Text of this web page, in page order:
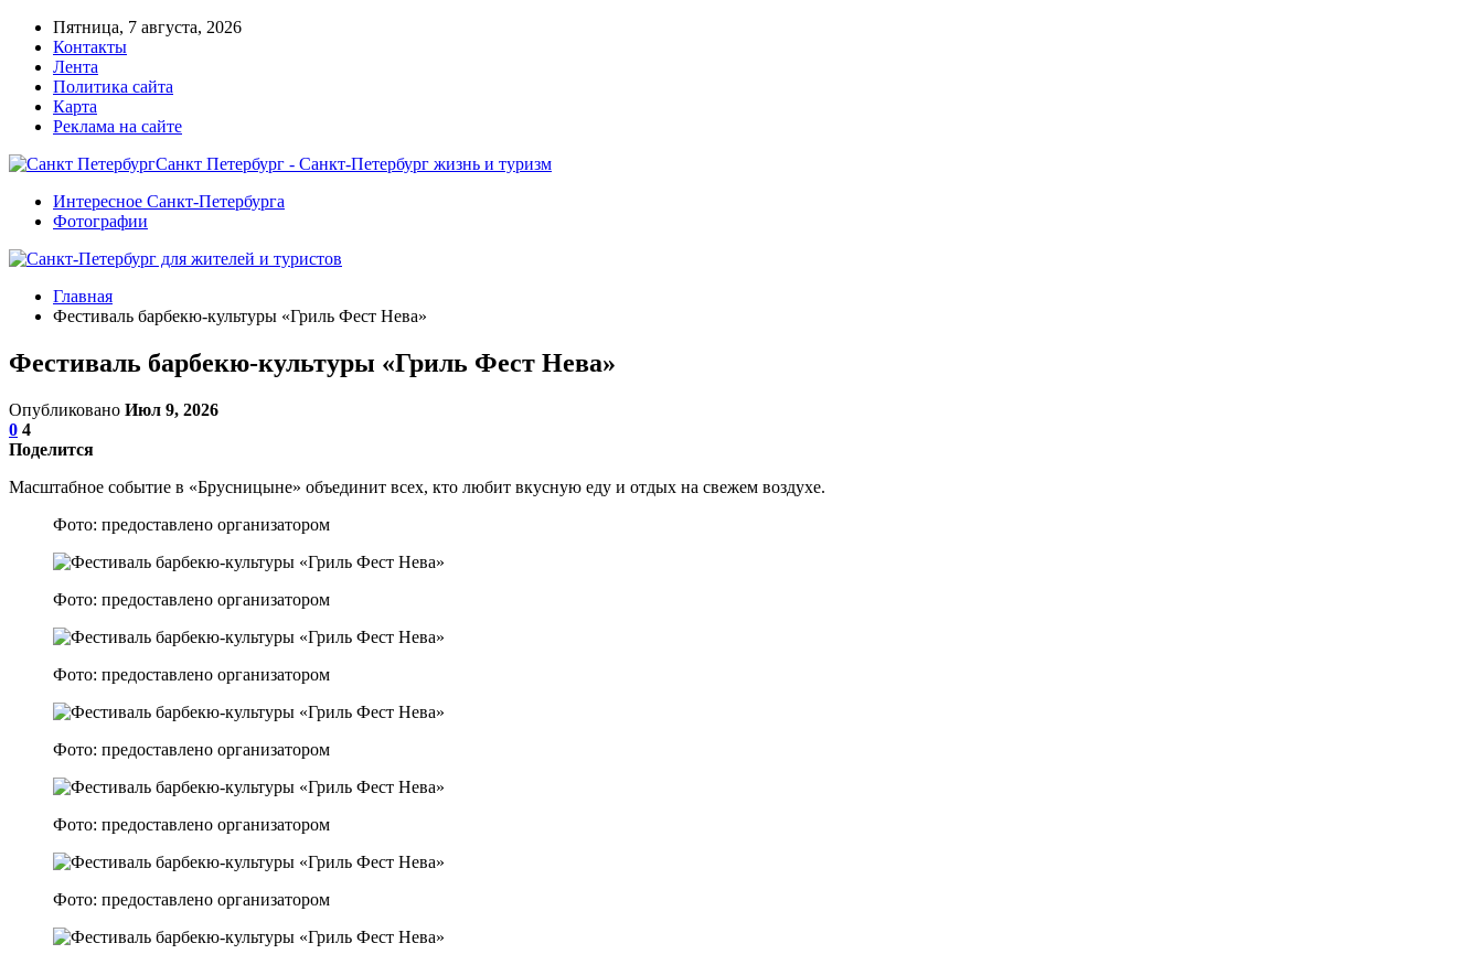
Пятница, 7 августа, 2026
Контакты
Лента
Политика сайта
Карта
Реклама на сайте
Санкт Петербург - Санкт-Петербург жизнь и туризм
Интересное Санкт-Петербурга
Фотографии
Главная
Фестиваль барбекю-культуры «Гриль Фест Нева»
Фестиваль барбекю-культуры «Гриль Фест Нева»
Опубликовано Июл 9, 2026
0 4
Поделится
Масштабное событие в «Брусницыне» объединит всех, кто любит вкусную еду и отдых на свежем воздухе.
Фото: предоставлено организатором
Фото: предоставлено организатором
Фото: предоставлено организатором
Фото: предоставлено организатором
Фото: предоставлено организатором
Фото: предоставлено организатором